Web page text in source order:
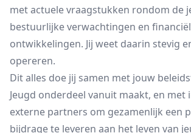
met actuele vraagstukken rondom de
bestuurlijke verwachtingen en
ontwikkelingen. Jij weet daarin stevig
opereren.
Dit alles doe jij samen met jouw
Jeugd onderdeel vanuit maakt, en met
externe partners om gezamenlijk een
bijdrage te leveren aan het leven van